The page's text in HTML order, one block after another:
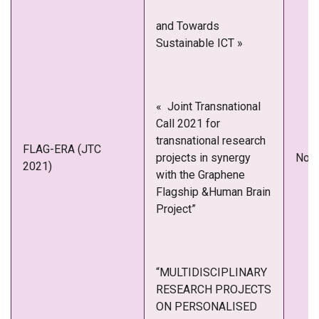
and Towards
Sustainable ICT »
FLAG-ERA (JTC
2021)
« Joint Transnational
Call 2021 for
transnational research
projects in synergy
with the Graphene
Flagship &Human Brain
Project”
“MULTIDISCIPLINARY
RESEARCH PROJECTS
ON PERSONALISED